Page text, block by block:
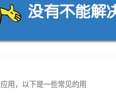
用，以下是一些常见的用